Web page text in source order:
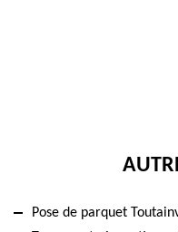
Pose de parquet